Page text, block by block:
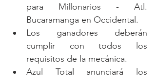
para Millonarios - Atl.
Bucaramanga en Occidental.
Los ganadores deberán
cumplir con todos los
requisitos de la mecánica.
Azul Total anunciará los